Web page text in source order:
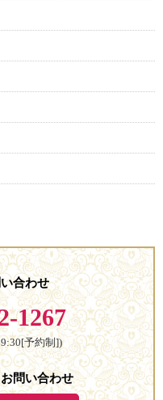
合わせ
1267
予約制])
問い合わせ